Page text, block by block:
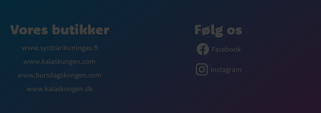
Vores butikker
www.synttarikuningas.fi
www.kalaskungen.com
www.bursdagskongen.com
www.kalaskongen.dk
Følg os
Facebook
Instagram